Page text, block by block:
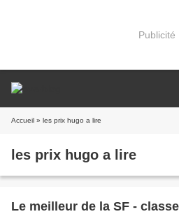
Publicité
Accueil » les prix hugo a lire
les prix hugo a lire
Le meilleur de la SF -